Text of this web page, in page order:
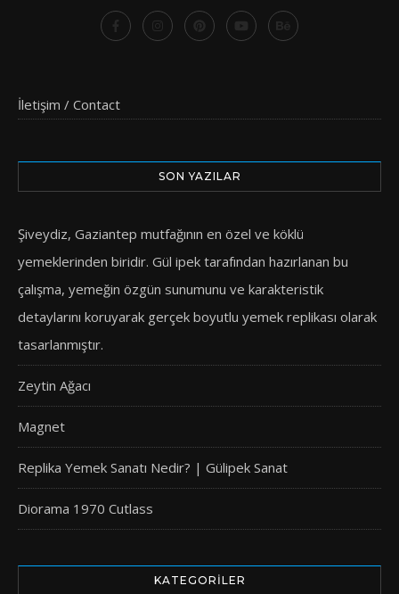
İletişim / Contact
SON YAZILAR
Şiveydiz, Gaziantep mutfağının en özel ve köklü
yemeklerinden biridir. Gül ipek tarafından hazırlanan bu
çalışma, yemeğin özgün sunumunu ve karakteristik
detaylarını koruyarak gerçek boyutlu yemek replikası olarak
tasarlanmıştır.
Zeytin Ağacı
Magnet
Replika Yemek Sanatı Nedir? | Gülipek Sanat
Diorama 1970 Cutlass
KATEGORILER